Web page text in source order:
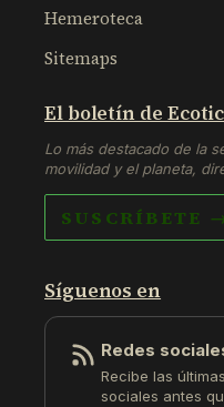
Hemeroteca
Sitemaps
El boletín de
Lo más destacado de la
movilidad y el planeta,
SUSCRÍBETE
Síguenos en
Redes
Recibe las
sociales antes